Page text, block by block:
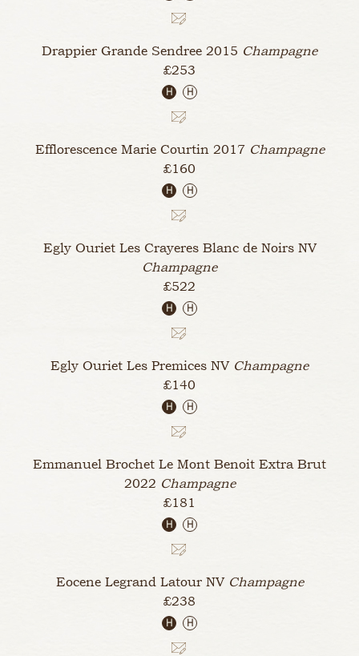
Drappier Grande Sendree 2015 Champagne
£253
H H
Efflorescence Marie Courtin 2017 Champagne
£160
H H
Egly Ouriet Les Crayeres Blanc de Noirs NV
Champagne
£522
H H
Egly Ouriet Les Premices NV Champagne
£140
H H
Emmanuel Brochet Le Mont Benoit Extra Brut
2022 Champagne
£181
H H
Eocene Legrand Latour NV Champagne
£238
H H